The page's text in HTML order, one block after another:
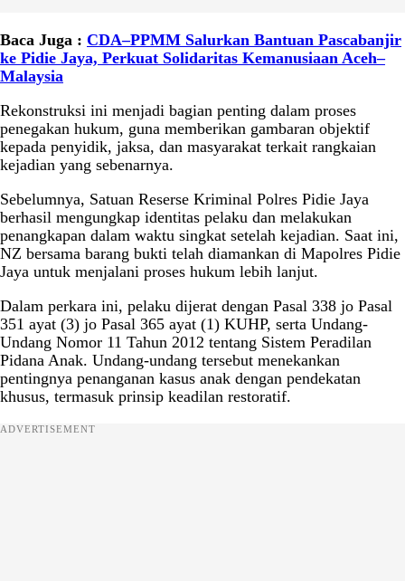
Baca Juga : CDA–PPMM Salurkan Bantuan Pascabanjir
ke Pidie Jaya, Perkuat Solidaritas Kemanusiaan Aceh–
Malaysia
Rekonstruksi ini menjadi bagian penting dalam proses
penegakan hukum, guna memberikan gambaran objektif
kepada penyidik, jaksa, dan masyarakat terkait rangkaian
kejadian yang sebenarnya.
Sebelumnya, Satuan Reserse Kriminal Polres Pidie Jaya
berhasil mengungkap identitas pelaku dan melakukan
penangkapan dalam waktu singkat setelah kejadian. Saat ini,
NZ bersama barang bukti telah diamankan di Mapolres Pidie
Jaya untuk menjalani proses hukum lebih lanjut.
Dalam perkara ini, pelaku dijerat dengan Pasal 338 jo Pasal
351 ayat (3) jo Pasal 365 ayat (1) KUHP, serta Undang-
Undang Nomor 11 Tahun 2012 tentang Sistem Peradilan
Pidana Anak. Undang-undang tersebut menekankan
pentingnya penanganan kasus anak dengan pendekatan
khusus, termasuk prinsip keadilan restoratif.
ADVERTISEMENT